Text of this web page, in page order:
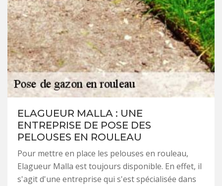
ELAGUEUR MALLA : UNE
ENTREPRISE DE POSE DES
PELOUSES EN ROULEAU
Pour mettre en place les pelouses en rouleau,
Elagueur Malla est toujours disponible. En effet, il
s'agit d'une entreprise qui s'est spécialisée dans